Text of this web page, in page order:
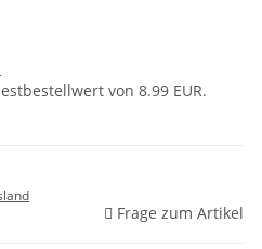
von 8.99 EUR.
Frage zum Artikel